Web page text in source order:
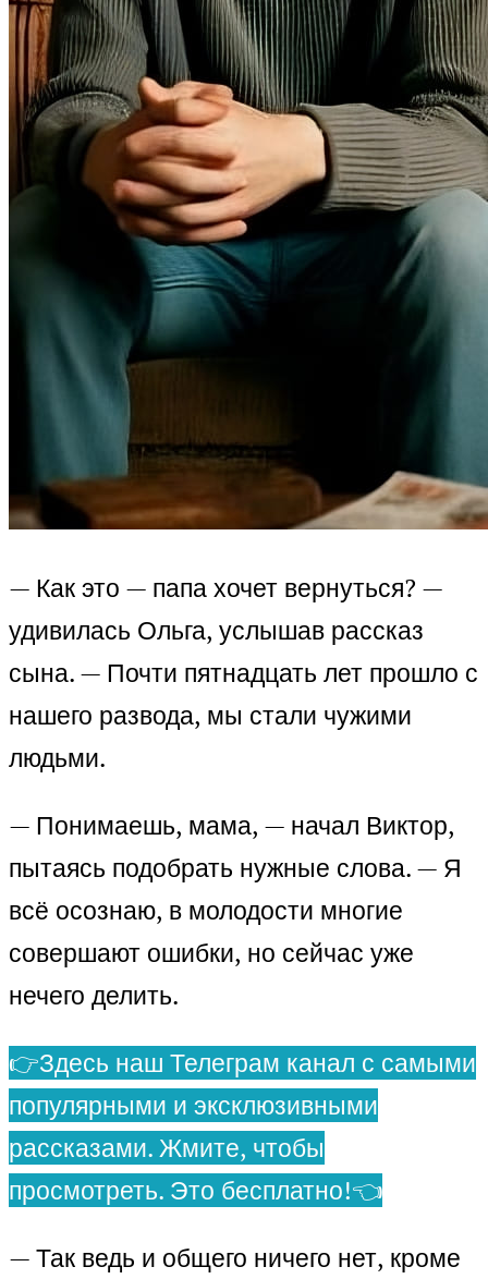
— Как это — папа хочет вернуться? —
удивилась Ольга, услышав рассказ
сына. — Почти пятнадцать лет прошло с
нашего развода, мы стали чужими
людьми.
— Понимаешь, мама, — начал Виктор,
пытаясь подобрать нужные слова. — Я
всё осознаю, в молодости многие
совершают ошибки, но сейчас уже
нечего делить.
👉Здесь наш Телеграм канал с самыми
популярными и эксклюзивными
рассказами. Жмите, чтобы
просмотреть. Это бесплатно!👈
— Так ведь и общего ничего нет, кроме